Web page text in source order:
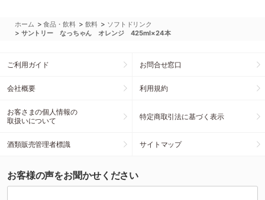
ホーム >食品・飲料 > 飲料 > ソフトドリンク
> サントリー なっちゃん オレンジ 425ml×24本
ご利用ガイド お問合せ窓口
会社概要 利用規約
お客さまの個人情報の
取扱いについて
特定商取引法に基づく表示
酒類販売管理者標識 サイトマップ
お客様の声をお聞かせください